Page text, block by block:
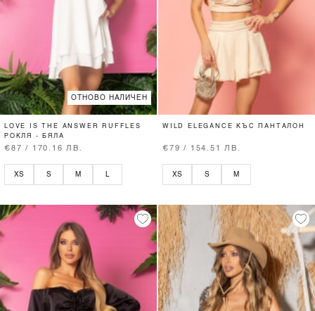
ОТНОВО НАЛИЧЕН
LOVE IS THE ANSWER RUFFLES
РОКЛЯ - БЯЛА
€87 / 170.16 ЛВ.
XS S M L
WILD ELEGANCE КЪС ПАНТАЛОН
€79 / 154.51 ЛВ.
XS S M